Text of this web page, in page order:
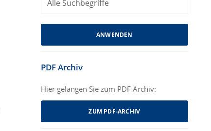
PDF Archiv
Hier gelangen Sie zum PDF Archiv:
ZUM PDF-ARCHIV